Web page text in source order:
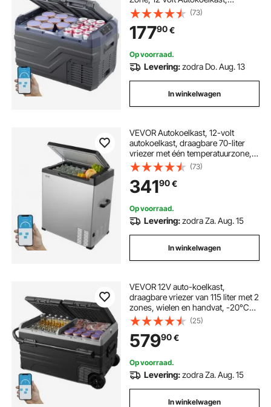
Instelbaar Temperatuurbereik van
-20°C tot 20°C, 12/24V DC en 100-
240V AC Compressor Koeler voor
Buitengebruik, Kamperen, Camper
(73)
17790€
Op voorraad.
Levering:zodra Do. Aug. 13
In winkelwagen
VEVOR Autokoelkast, 12-volt
autokoelkast, draagbare 70-liter
vriezer met één temperatuurzone,
instelbaar temperatuurbereik van
-4℉ tot 68℉, 12/24V DC en 100-
240V AC compressor koeler voor
buiten, kamperen en camperen
(73)
34190€
Op voorraad.
Levering:zodra Za. Aug. 15
In winkelwagen
VEVOR 12V auto-koelkast,
draagbare vriezer van 115 liter met 2
zones, wielen en handvat, -20°C
tot 20°C, 12/24V DC / 100-240V AC
compressor koeler voor
buitengebruik, kamperen en reizen
(25)
57990€
Op voorraad.
Levering:zodra Za. Aug. 15
In winkelwagen